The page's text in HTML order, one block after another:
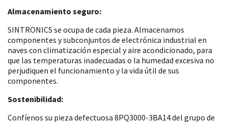
Almacenamiento seguro:
SINTRONICS se ocupa de cada pieza. Almacenamos
componentes y subconjuntos de electrónica industrial en
naves con climatización especial y aire acondicionado, para
que las temperaturas inadecuadas o la humedad excesiva no
perjudiquen el funcionamiento y la vida útil de sus
componentes.
Sostenibilidad:
Confíenos su pieza defectuosa 8PQ3000-3BA14 del grupo de